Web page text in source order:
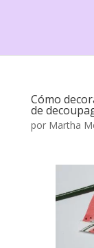
Cómo
de
por Martha